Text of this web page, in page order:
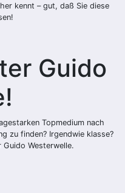
kennt – gut, daß Sie diese
Guido
Topmedium nach
zu finden? Irgendwie klasse?
Westerwelle.